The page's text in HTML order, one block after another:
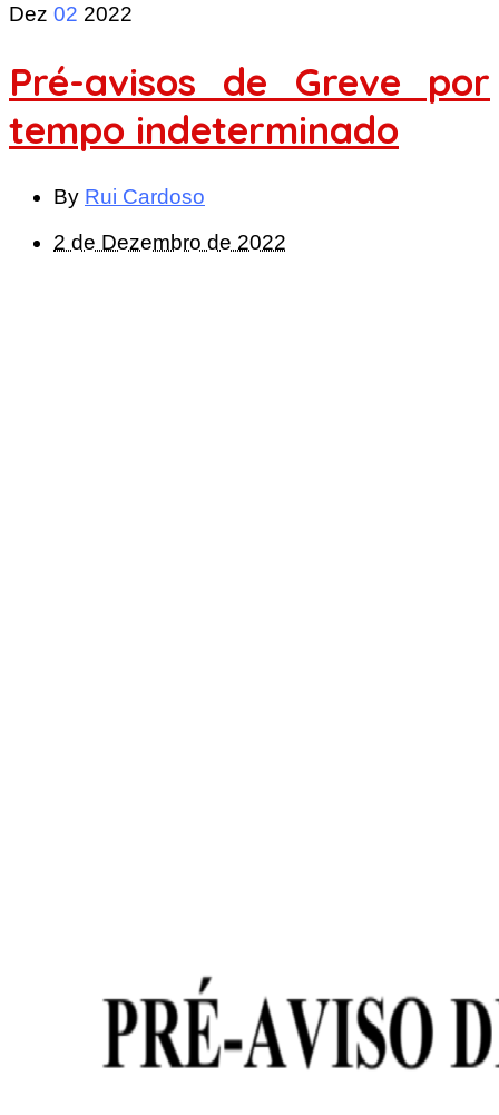
Dez 02 2022
Pré-avisos de Greve por
tempo indeterminado
By Rui Cardoso
2 de Dezembro de 2022